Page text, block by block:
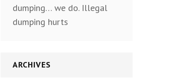
dumping… we do. Illegal
dumping hurts
ARCHIVES